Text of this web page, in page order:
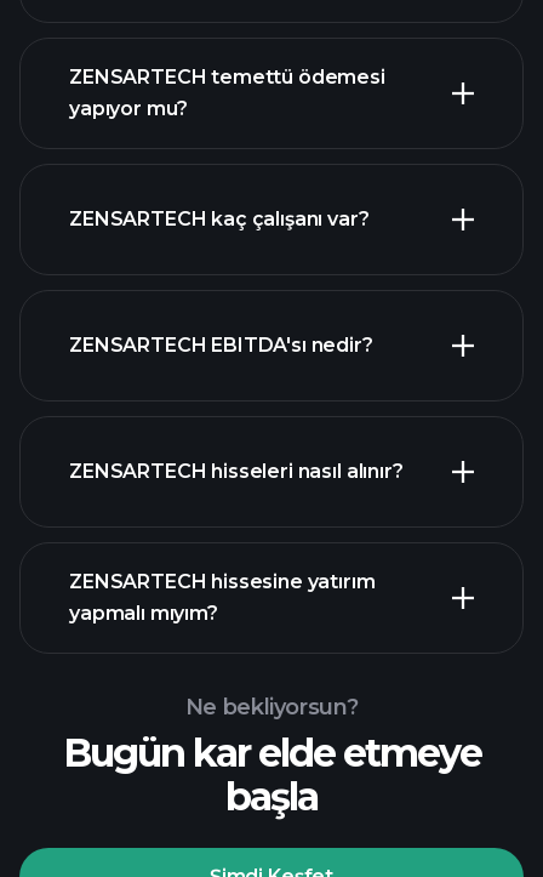
ZENSARTECH kazançları
mali raporlar
raporlar
ZENSARTECH temettü ödemesi
yapıyor mu?
ZENSARTECH kaç çalışanı var?
en büyük işverenler
ZENSARTECH EBITDA'sı nedir?
raporlar
ZENSARTECH hisseleri nasıl alınır?
Playtrade
ZENSARTECH hissesine yatırım
yapmalı mıyım?
Ne bekliyorsun?
Bugün kar elde etmeye
başla